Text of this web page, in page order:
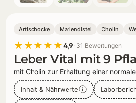
Artischocke Mariendistel Cholin
★★★★★4,9· 31 Bewertungen
Leber Vital mit 9
mit Cholin zur Erhaltung einer
Inhalt & Nährwerte